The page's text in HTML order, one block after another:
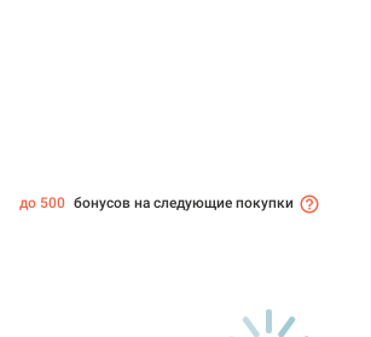
до 500 бонусов на следующие покупки